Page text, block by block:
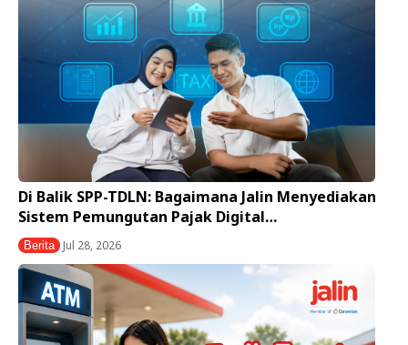
Di Balik SPP-TDLN: Bagaimana Jalin Menyediakan
Sistem Pemungutan Pajak Digital…
Berita Jul 28, 2026